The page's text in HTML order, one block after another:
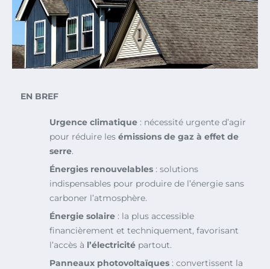
EN BREF
Urgence climatique : nécessité urgente d’agir
pour réduire les émissions de gaz à effet de
serre.
Énergies renouvelables : solutions
indispensables pour produire de l’énergie sans
carboner l’atmosphère.
Énergie solaire : la plus accessible
financièrement et techniquement, favorisant
l’accès à l’électricité partout.
Panneaux photovoltaïques : convertissent la